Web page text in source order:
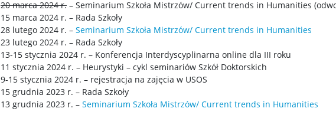
20 marca 2024 r. – Seminarium Szkoła Mistrzów/ Current trends in Humanities
15 marca 2024 r. – Rada Szkoły
28 lutego 2024 r. – Seminarium Szkoła Mistrzów/ Current trends in Humanities
23 lutego 2024 r. – Rada Szkoły
13-15 stycznia 2024 r. – Konferencja Interdyscyplinarna online dla III roku
11 stycznia 2024 r. – Heurystyki – cykl seminariów Szkół Doktorskich
9-15 stycznia 2024 r. – rejestracja na zajęcia w USOS
15 grudnia 2023 r. – Rada Szkoły
13 grudnia 2023 r. – Seminarium Szkoła Mistrzów/ Current trends in Humanities